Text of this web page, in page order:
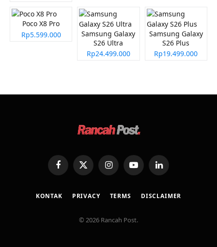
Poco X8 Pro
Rp5.599.000
Samsung Galaxy
S26 Ultra
Rp24.499.000
Samsung Galaxy
S26 Plus
Rp19.499.000
FacebookX
(Twitter)
InstagramYouTubeLinkedIn
KONTAK PRIVACY TERMS DISCLAIMER
© 2026 Rancah Post.